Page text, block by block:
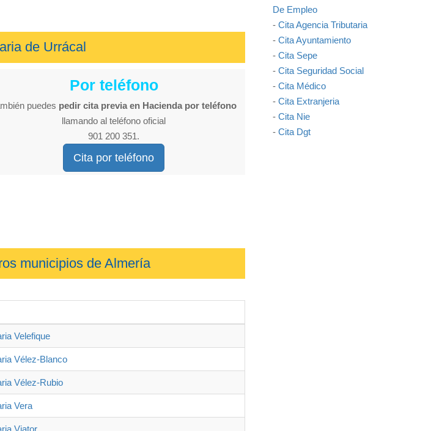
de Urrácal
Por teléfono
puedes pedir cita previa en Hacienda por teléfono
llamando al teléfono oficial
901 200 351.
Cita por teléfono
municipios de Almería
Velefique
Vélez-Blanco
Vélez-Rubio
Vera
Viator
De Empleo
- Cita Agencia Tributaria
- Cita Ayuntamiento
- Cita Sepe
- Cita Seguridad Social
- Cita Médico
- Cita Extranjeria
- Cita Nie
- Cita Dgt